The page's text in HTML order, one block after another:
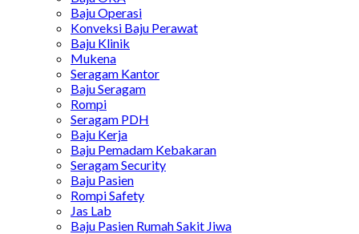
Baju Operasi
Konveksi Baju Perawat
Baju Klinik
Mukena
Seragam Kantor
Baju Seragam
Rompi
Seragam PDH
Baju Kerja
Baju Pemadam Kebakaran
Seragam Security
Baju Pasien
Rompi Safety
Jas Lab
Baju Pasien Rumah Sakit Jiwa